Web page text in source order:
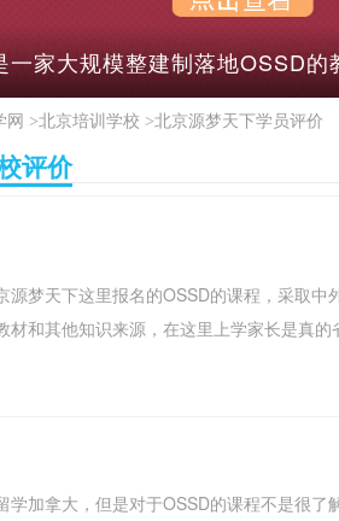
一家大规模整建制落地OSSD
网 >北京培训学校 >北京源梦天下学员评价
评价
源梦天下这里报名的OSSD的课程，采取
材和其他知识来源，在这里上学家长是真
学加拿大，但是对于OSSD的课程不是很